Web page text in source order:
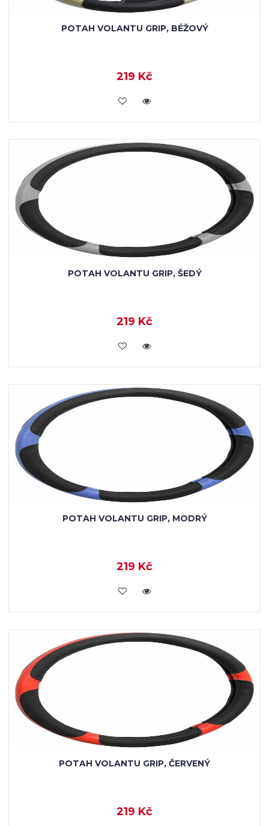
POTAH VOLANTU GRIP, BÉŽOVÝ
219 Kč
VLOŽIT DO KOŠÍKU
POTAH VOLANTU GRIP, ŠEDÝ
219 Kč
VLOŽIT DO KOŠÍKU
POTAH VOLANTU GRIP, MODRÝ
219 Kč
VLOŽIT DO KOŠÍKU
POTAH VOLANTU GRIP, ČERVENÝ
219 Kč